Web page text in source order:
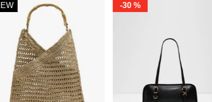
-30 %